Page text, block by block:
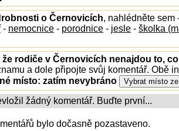
o Černovicích, nahlédněte sem
- nemocnice - porodnice - jesle - školka
rodiče v Černovicích nenajdou to,
a dole připojte svůj komentář. Obě
místo: zatím nevybráno
žádný komentář. Buďte první...
bylo dočasně pozastaveno.